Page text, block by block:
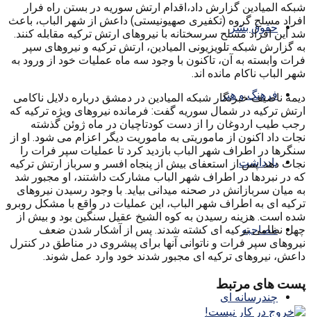
حقوق بشر
فرهنگ و هنر
یادداشت
مصاحبه
چندرسانه ای
شبکه المیادین گزارش داد،اقدام ارتش سوریه در بستن راه فرار
افراد مسلح گروه (تکفیری صهیونیستی) داعش از شهر الباب، باعث
شد این افراد مسلح سرسختانه با نیروهای ارتش ترکیه مقابله کنند.
به گزارش شبکه تلویزیونی المیادین، ارتش ترکیه و نیروهای سپر
فرات وابسته به آن، تاکنون با وجود سه ماه عملیات خود از ورود به
شهر الباب ناکام مانده اند.
دیمه ناصیف خبرنگار شبکه المیادین در دمشق درباره دلایل ناکامی
ارتش ترکیه در شمال سوریه گفت: فرمانده نیروهای ویژه ترکیه که
رجب طیب اردوغان را از دست کودتاچیان در ماه ژوئن گذشته
نجات داد اکنون از ماموریتی به ماموریت دیگر اعزام می شود. او از
سنگرها در اطراف شهر الباب بازدید کرد تا عملیات سپر فرات را
نجات دهد. پس از استعفای بیش از پنجاه افسر و سرباز ارتش ترکیه
که در نبردها در اطراف شهر الباب مشارکت داشتند، او مجبور شد
به میان سربازانش در صحنه میدانی بیاید. با وجود رسیدن نیروهای
ترکیه ای به اطراف شهر الباب، این عملیات در واقع با مشکل روبرو
شده است. هزینه رسیدن به کوه الشیخ عقیل سنگین بود و بیش از
چهل نظامی ترکیه ای کشته شدند. پس از آشکار شدن ضعف
نیروهای سپر فرات و ناتوانی آنها برای پیشروی در مناطق در کنترل
داعش، نیروهای ترکیه ای مجبور شدند خود وارد عمل شوند.
پست های مرتبط